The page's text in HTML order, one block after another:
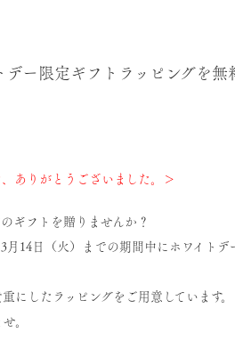
ー限定ギフトラッピングを
ありがとうございました。＞
ギフトを贈りませんか？
14日（火）までの期間中にホワイト
にしたラッピングをご用意しています。
。